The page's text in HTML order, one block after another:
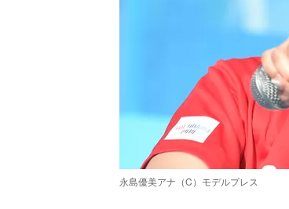
永島優美アナ（C）モデルプレス